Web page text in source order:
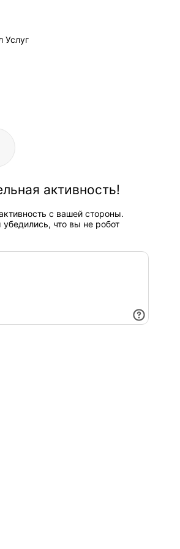
активность!
с вашей стороны.
что вы не робот